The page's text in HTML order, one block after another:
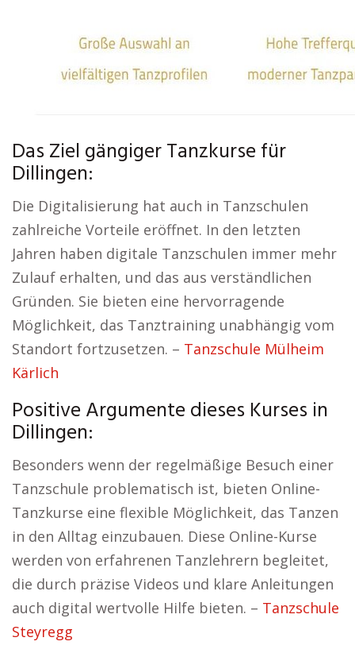
Das Ziel gängiger Tanzkurse für
Dillingen:
Die Digitalisierung hat auch in Tanzschulen
zahlreiche Vorteile eröffnet. In den letzten
Jahren haben digitale Tanzschulen immer mehr
Zulauf erhalten, und das aus verständlichen
Gründen. Sie bieten eine hervorragende
Möglichkeit, das Tanztraining unabhängig vom
Standort fortzusetzen. – Tanzschule Mülheim
Kärlich
Positive Argumente dieses Kurses in
Dillingen:
Besonders wenn der regelmäßige Besuch einer
Tanzschule problematisch ist, bieten Online-
Tanzkurse eine flexible Möglichkeit, das Tanzen
in den Alltag einzubauen. Diese Online-Kurse
werden von erfahrenen Tanzlehrern begleitet,
die durch präzise Videos und klare Anleitungen
auch digital wertvolle Hilfe bieten. – Tanzschule
Steyregg